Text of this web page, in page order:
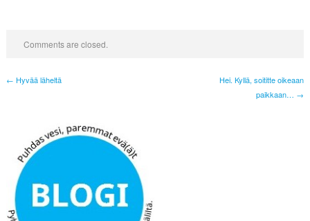
Comments are closed.
← Hyvää läheltä
Hei. Kyllä, soititte oikeaan
paikkaan… →